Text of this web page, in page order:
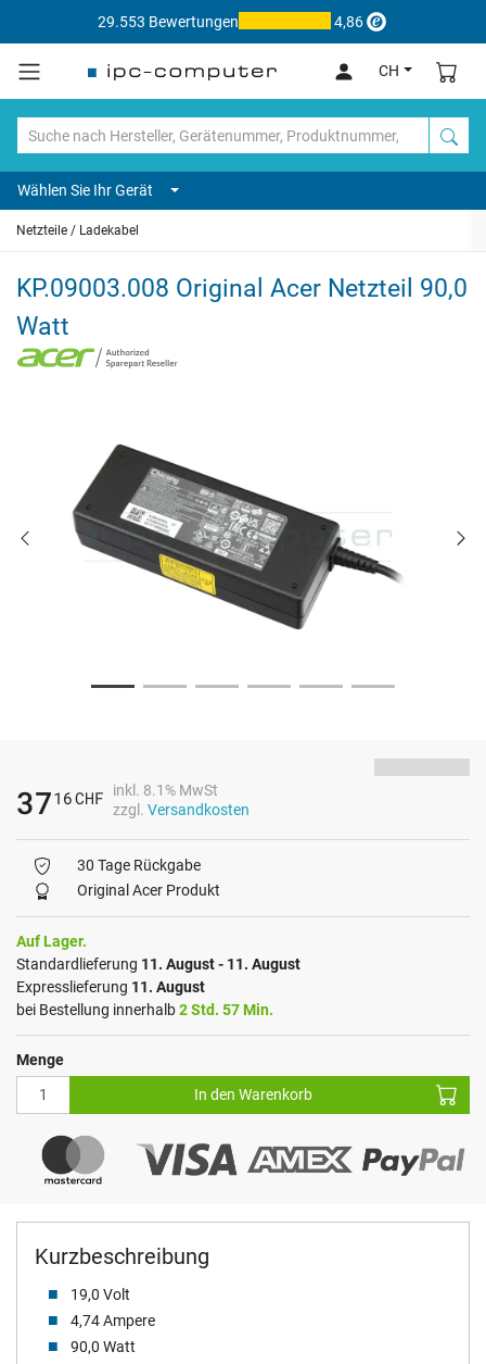
29.553 Bewertungen 4,86
CH
Wählen Sie Ihr Gerät
Netzteile / Ladekabel
KP.09003.008 Original Acer Netzteil 90,0
Watt
Kurzbeschreibung
19,0 Volt
4,74 Ampere
90,0 Watt
3716CHF
inkl. 8.1% MwSt
zzgl. Versandkosten
30 Tage Rückgabe
Original Acer Produkt
Auf Lager.
Standardlieferung 11. August - 11. August
Expresslieferung 11. August
bei Bestellung innerhalb2 Std. 57 Min.
Menge
In den Warenkorb